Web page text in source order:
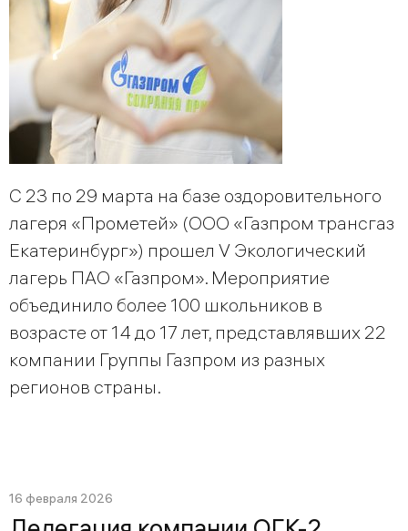
С 23 по 29 марта на базе оздоровительного
лагеря «Прометей» (ООО «Газпром трансгаз
Екатеринбург») прошел V Экологический
лагерь ПАО «Газпром». Мероприятие
объединило более 100 школьников в
возрасте от 14 до 17 лет, представлявших 22
компании Группы Газпром из разных
регионов страны.
16 февраля 2026